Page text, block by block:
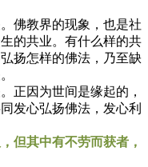
佛教界的现象，也是社
的共业。有什么样的共
扬怎样的佛法，乃至缺
因为世间是缘起的，
发心弘扬佛法，发心利
但其中有不劳而获者，